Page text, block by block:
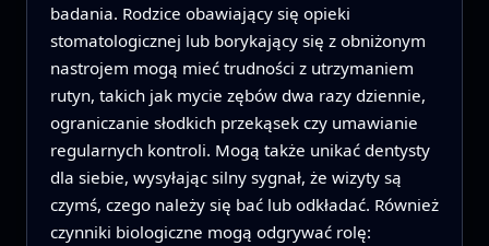
badania. Rodzice obawiający się opieki
stomatologicznej lub borykający się z obniżonym
nastrojem mogą mieć trudności z utrzymaniem
rutyn, takich jak mycie zębów dwa razy dziennie,
ograniczanie słodkich przekąsek czy umawianie
regularnych kontroli. Mogą także unikać dentysty
dla siebie, wysyłając silny sygnał, że wizyty są
czymś, czego należy się bać lub odkładać. Również
czynniki biologiczne mogą odgrywać rolę: